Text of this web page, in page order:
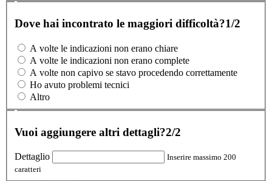
Dove hai incontrato le maggiori difficoltà?1/2
A volte le indicazioni non erano chiare
A volte le indicazioni non erano complete
A volte non capivo se stavo procedendo correttamente
Ho avuto problemi tecnici
Altro
Vuoi aggiungere altri dettagli?2/2
Dettaglio
Inserire massimo 200
caratteri